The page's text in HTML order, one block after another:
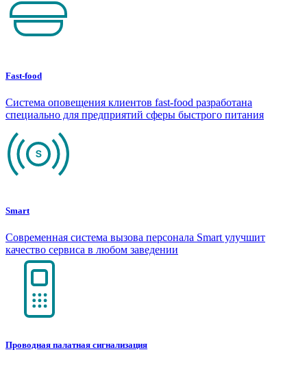
Fast-food
Система оповещения клиентов fast-food разработана
специально для предприятий сферы быстрого питания
Smart
Современная система вызова персонала Smart улучшит
качество сервиса в любом заведении
Проводная палатная сигнализация